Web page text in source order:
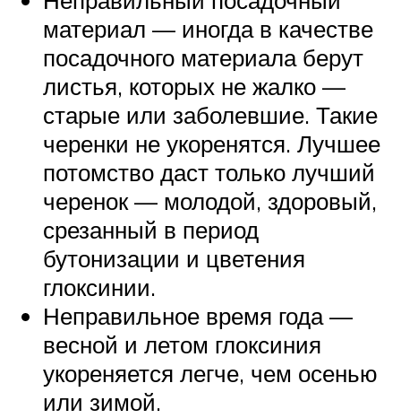
материал — иногда в качестве
посадочного материала берут
листья, которых не жалко —
старые или заболевшие. Такие
черенки не укоренятся. Лучшее
потомство даст только лучший
черенок — молодой, здоровый,
срезанный в период
бутонизации и цветения
глоксинии.
Неправильное время года —
весной и летом глоксиния
укореняется легче, чем осенью
или зимой.